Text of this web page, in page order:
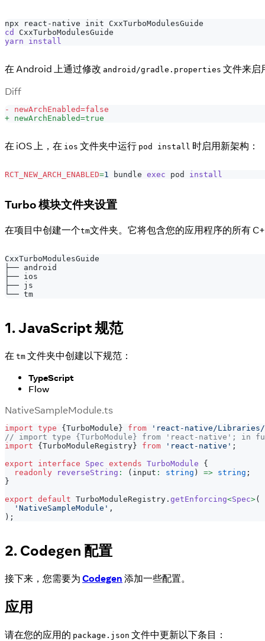
npx react-native init CxxTurboModulesGuide
cd
CxxTurboModulesGuide
yarn
install
在 Android 上通过修改 android/gradle.properties 文件来启
Diff
-
newArchEnabled=false
+ newArchEnabled=true
在 iOS 上，在 ios 文件夹中运行 pod install 时启用新架构：
RCT_NEW_ARCH_ENABLED=1 bundle exec pod install
Turbo 模块文件夹设置
在项目中创建一个tm文件夹。它将包含您的应用程序的所有
CxxTurboModulesGuide
├── android
├── ios
├── js
└── tm
1. JavaScript 规范
在 tm 文件夹中创建以下规范：
TypeScript
Flow
NativeSampleModule.ts
import type { TurboModule } from
'react-native/Libraries/
// import type {TurboModule} from 'react-native'; in
import
{ TurboModuleRegistry } from 'react-native' ;
export
interface Spec extends TurboModule
{
readonly
reverseString : ( input : string ) => string ;
}
export default TurboModuleRegistry . getEnforcing<Spec>(
'NativeSampleModule' ,
) ;
2. Codegen 配置
接下来，您需要为 Codegen 添加一些配置。
应用
请在您的应用的 package.json 文件中更新以下条目：